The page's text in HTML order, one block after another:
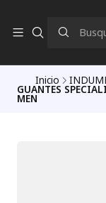
Inicio
GUANTES
MEN